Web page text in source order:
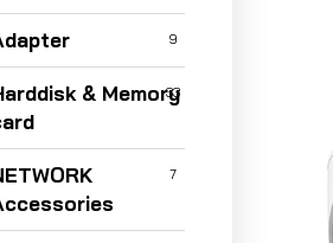
9
& Memory
33
7